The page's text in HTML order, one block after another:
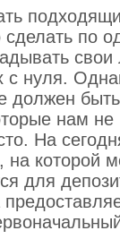
по
с нуля.
должен
нам
На
которой
для